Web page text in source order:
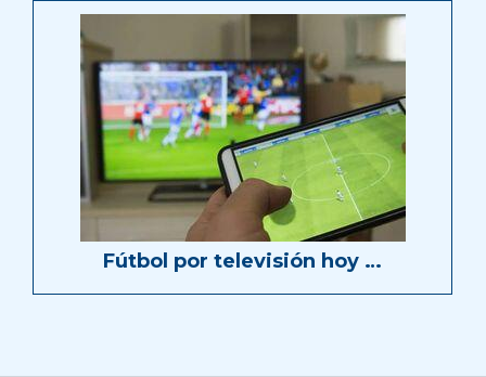
Fútbol por televisión hoy …